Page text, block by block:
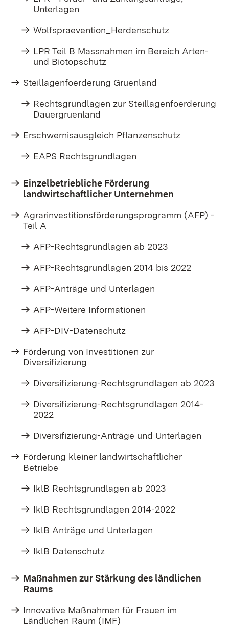
Unterlagen
Wolfspraevention_Herdenschutz
LPR Teil B Massnahmen im Bereich Arten-
und Biotopschutz
Steillagenfoerderung Gruenland
Rechtsgrundlagen zur Steillagenfoerderung
Dauergruenland
Erschwernisausgleich Pflanzenschutz
EAPS Rechtsgrundlagen
Einzelbetriebliche Förderung
landwirtschaftlicher Unternehmen
Agrarinvestitionsförderungsprogramm (AFP) -
Teil A
AFP-Rechtsgrundlagen ab 2023
AFP-Rechtsgrundlagen 2014 bis 2022
AFP-Anträge und Unterlagen
AFP-Weitere Informationen
AFP-DIV-Datenschutz
Förderung von Investitionen zur
Diversifizierung
Diversifizierung-Rechtsgrundlagen ab 2023
Diversifizierung-Rechtsgrundlagen 2014-
2022
Diversifizierung-Anträge und Unterlagen
Förderung kleiner landwirtschaftlicher
Betriebe
IklB Rechtsgrundlagen ab 2023
IklB Rechtsgrundlagen 2014-2022
IklB Anträge und Unterlagen
IklB Datenschutz
Maßnahmen zur Stärkung des ländlichen
Raums
Innovative Maßnahmen für Frauen im
Ländlichen Raum (IMF)